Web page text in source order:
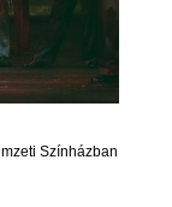
Színházban